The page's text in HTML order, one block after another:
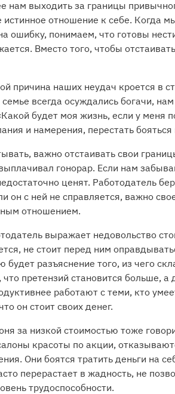
нам выходить за границы
отношение к себе. Когда
ошибку, понимаем, что готовы
Вместо того, чтобы
причина наших неудач кроется в
всегда осуждались богачи,
будет моя жизнь, если у меня
и намерения, перестать бояться
важно отстаивать свои
гонорар. Если нам
ценят. Работодатель
он с ней не справляется, важно
отношением.
выражает недовольство
не стоит перед ним
разъяснение того, из чего
претензий становится больше,
работают с теми, кто
он стоит своих денег.
за низкой стоимостью тоже
красоты по акции,
Они боятся тратить деньги на
перерастает в жадность, не
трудоспособности.